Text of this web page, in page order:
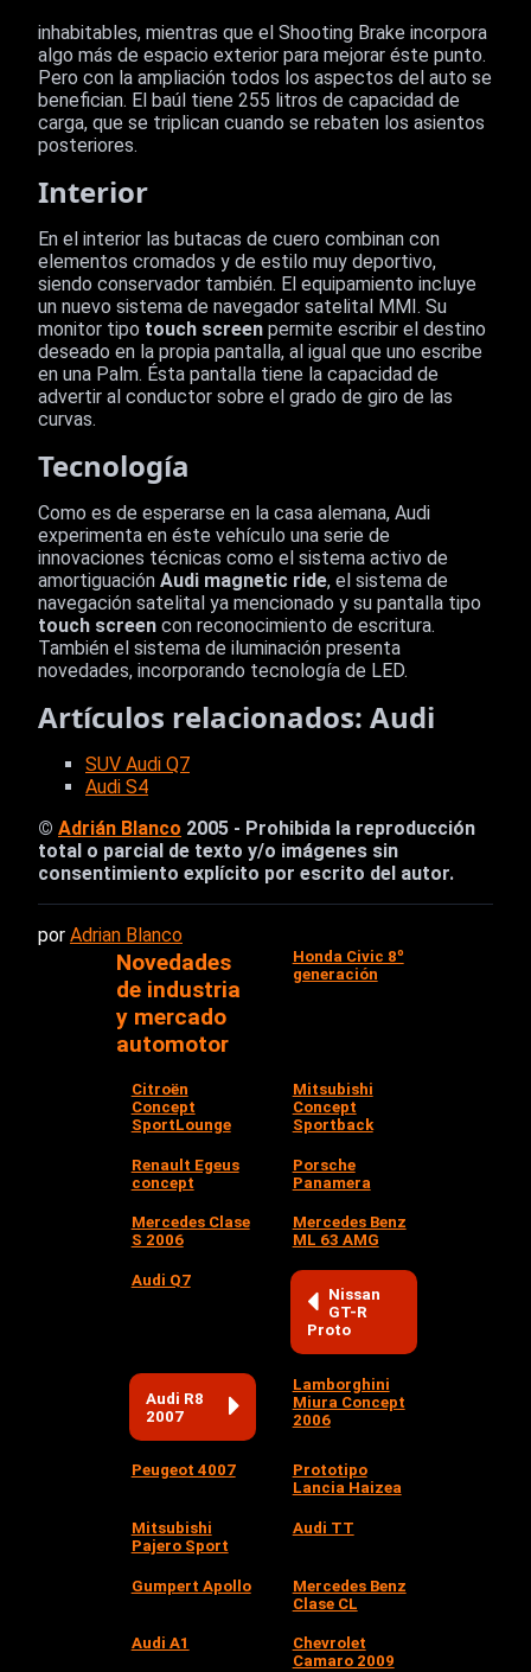
inhabitables, mientras que el Shooting Brake incorpora
algo más de espacio exterior para mejorar éste punto.
Pero con la ampliación todos los aspectos del auto se
benefician. El baúl tiene 255 litros de capacidad de
carga, que se triplican cuando se rebaten los asientos
posteriores.
Interior
En el interior las butacas de cuero combinan con
elementos cromados y de estilo muy deportivo,
siendo conservador también. El equipamiento incluye
un nuevo sistema de navegador satelital MMI. Su
monitor tipo touch screen permite escribir el destino
deseado en la propia pantalla, al igual que uno escribe
en una Palm. Ésta pantalla tiene la capacidad de
advertir al conductor sobre el grado de giro de las
curvas.
Tecnología
Como es de esperarse en la casa alemana, Audi
experimenta en éste vehículo una serie de
innovaciones técnicas como el sistema activo de
amortiguación Audi magnetic ride, el sistema de
navegación satelital ya mencionado y su pantalla tipo
touch screen con reconocimiento de escritura.
También el sistema de iluminación presenta
novedades, incorporando tecnología de LED.
Artículos relacionados: Audi
SUV Audi Q7
Audi S4
© Adrián Blanco 2005 - Prohibida la reproducción
total o parcial de texto y/o imágenes sin
consentimiento explícito por escrito del autor.
por Adrian Blanco
Novedades
de industria
y mercado
automotor
Honda Civic 8º
generación
Citroën
Concept
SportLounge
Mitsubishi
Concept
Sportback
Renault Egeus
concept
Porsche
Panamera
Mercedes Clase
S 2006
Mercedes Benz
ML 63 AMG
Audi Q7
Nissan
GT-R
Proto
Audi R8
2007
Lamborghini
Miura Concept
2006
Peugeot 4007
Prototipo
Lancia Haizea
Mitsubishi
Pajero Sport
Audi TT
Gumpert Apollo
Mercedes Benz
Clase CL
Audi A1
Chevrolet
Camaro 2009